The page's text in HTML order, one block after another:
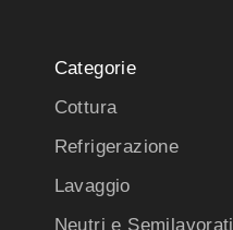
Categorie
Cottura
Refrigerazione
Lavaggio
Neutri e Semilavorati